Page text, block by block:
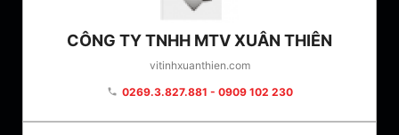
CÔNG TY TNHH MTV XUÂN THIÊN
vitinhxuanthien.com
phone 0269.3.827.881 - 0909 102 230